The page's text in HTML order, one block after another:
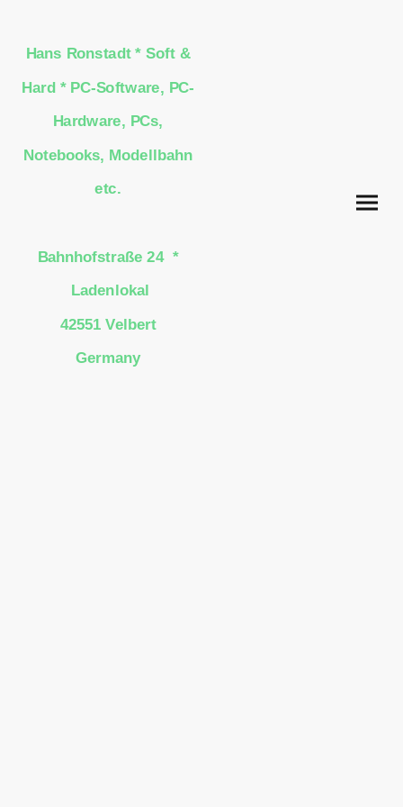
Hans Ronstadt * Soft &
Hard * PC-Software, PC-
Hardware, PCs,
Notebooks, Modellbahn
etc.
Bahnhofstraße 24 *
Ladenlokal
42551 Velbert
Germany